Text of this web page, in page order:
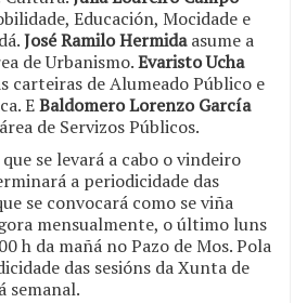
Educación, Mocidade e
José Ramilo Hermidaasume a
de Urbanismo.Evaristo Ucha
carteiras de Alumeado Público e
EBaldomero Lorenzo García
de Servizos Públicos.
se levará a cabo o vindeiro
a periodicidade das
se convocará como se viña
mensualmente, o último luns
h da mañá no Pazo de Mos. Pola
das sesións da Xunta de
semanal.